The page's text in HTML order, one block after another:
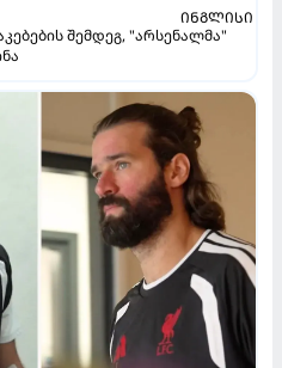
ᲘᲜᲒᲚᲘᲡᲘ
შემდეგ, "არსენალმა"